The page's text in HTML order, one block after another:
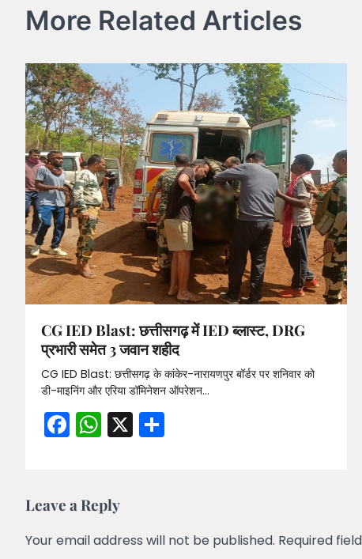
More Related Articles
CG IED Blast: छत्तीसगढ़ में IED ब्लास्ट, DRG
प्रभारी समेत 3 जवान शहीद
CG IED Blast: छत्तीसगढ़ के कांकेर-नारायणपुर बॉर्डर पर शनिवार को
डी-माइनिंग और एरिया डॉमिनेशन ऑपरेशन…
Facebook
WhatsApp
X
Leave a Reply
Your email address will not be published. Required